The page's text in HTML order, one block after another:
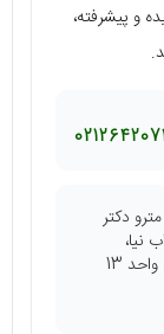
و پیشرفته،
دکتر
نیا،